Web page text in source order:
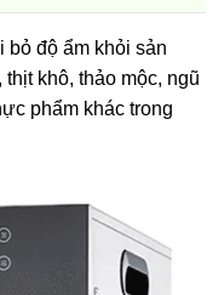
bỏ độ ẩm khỏi sản
khô, thảo mộc, ngũ
phẩm khác trong